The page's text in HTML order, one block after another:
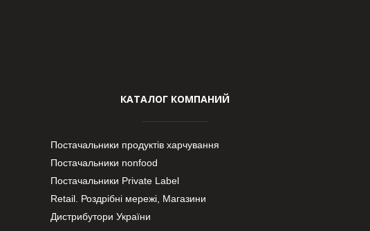
КАТАЛОГ КОМПАНИЙ
Постачальники продуктів харчування
Постачальники nonfood
Постачальники Private Label
Retail. Роздрібні мережі, Магазини
Дистрибутори України